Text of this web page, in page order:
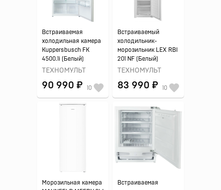
Встраиваемая
холодильная камера
Kuppersbusch FK
4500.1i (Белый)
ТЕХНОМУЛЬТ
90 990 ₽ 10
Встраиваемый
холодильник-
морозильник LEX RBI
201 NF (Белый)
ТЕХНОМУЛЬТ
83 990 ₽ 10
Морозильная камера
Встраиваемая